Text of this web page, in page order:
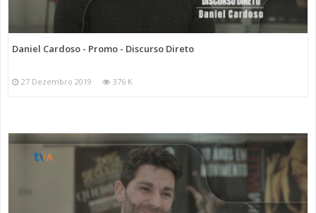
Daniel Cardoso - Promo - Discurso Direto
27 Dezembro 2019 376 K